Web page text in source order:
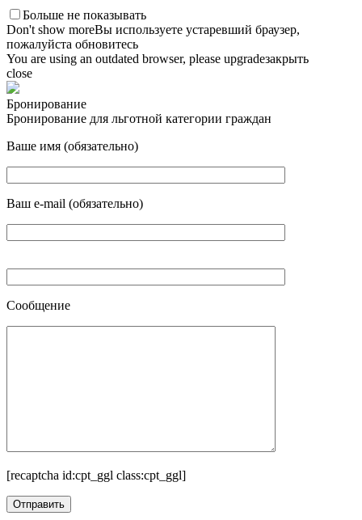
Больше не показывать
Don't show moreВы используете устаревший браузер,
пожалуйста обновитесь
You are using an outdated browser, please upgradeзакрыть
close
Бронирование
Бронирование для льготной категории граждан
Ваше имя (обязательно)
Ваш e-mail (обязательно)
Сообщение
[recaptcha id:cpt_ggl class:cpt_ggl]